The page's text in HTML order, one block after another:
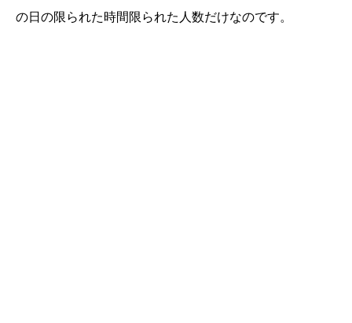
の日の限られた時間限られた人数だけなのです。